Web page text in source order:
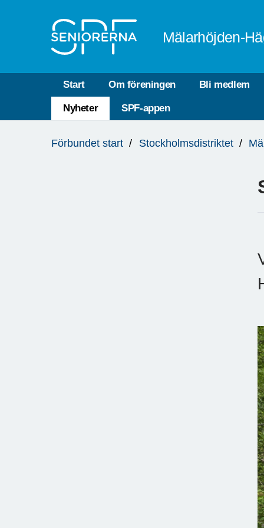
Mälarhöjden-
Start Om föreningen Bli medlem
Nyheter SPF-appen
är
Förbundet start Stockholmsdistriktet